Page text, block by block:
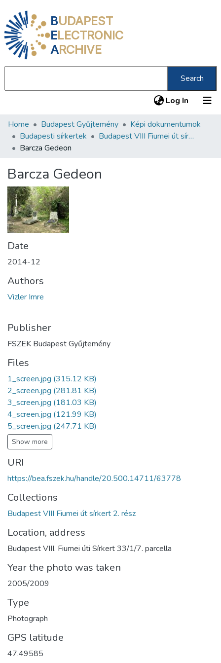
BUDAPEST
ELECTRONIC
ARCHIVE
Search
Log In (current)
Communities & Collections
All of DSpace
About us
Home Budapest Gyűjtemény
Képi dokumentumok
Budapesti sírkertek
Budapest VIII Fiumei út sírkert 2. rész
Barcza Gedeon
Barcza Gedeon
Date
2014-12
Authors
Vizler Imre
Publisher
FSZEK Budapest Gyűjtemény
Files
1_screen.jpg (315.12 KB)
2_screen.jpg (281.81 KB)
3_screen.jpg (181.03 KB)
4_screen.jpg (121.99 KB)
5_screen.jpg (247.71 KB)
Show more
URI
https://bea.fszek.hu/handle/20.500.14711/63778
Collections
Budapest VIII Fiumei út sírkert 2. rész
Location, address
Budapest VIII. Fiumei úti Sírkert 33/1/7. parcella
Year the photo was taken
2005/2009
Type
Photograph
GPS latitude
47.49585